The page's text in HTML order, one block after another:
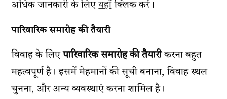
अधिक जानकारी के लिएयहाँक्लिक करें।
पारिवारिक समारोह की तैयारी
विवाह के लिएपारिवारिक समारोह की तैयारीकरना बहुत
महत्वपूर्ण है। इसमें मेहमानों की सूची बनाना, विवाह स्थल
चुनना, और अन्य व्यवस्थाएं करना शामिल है।